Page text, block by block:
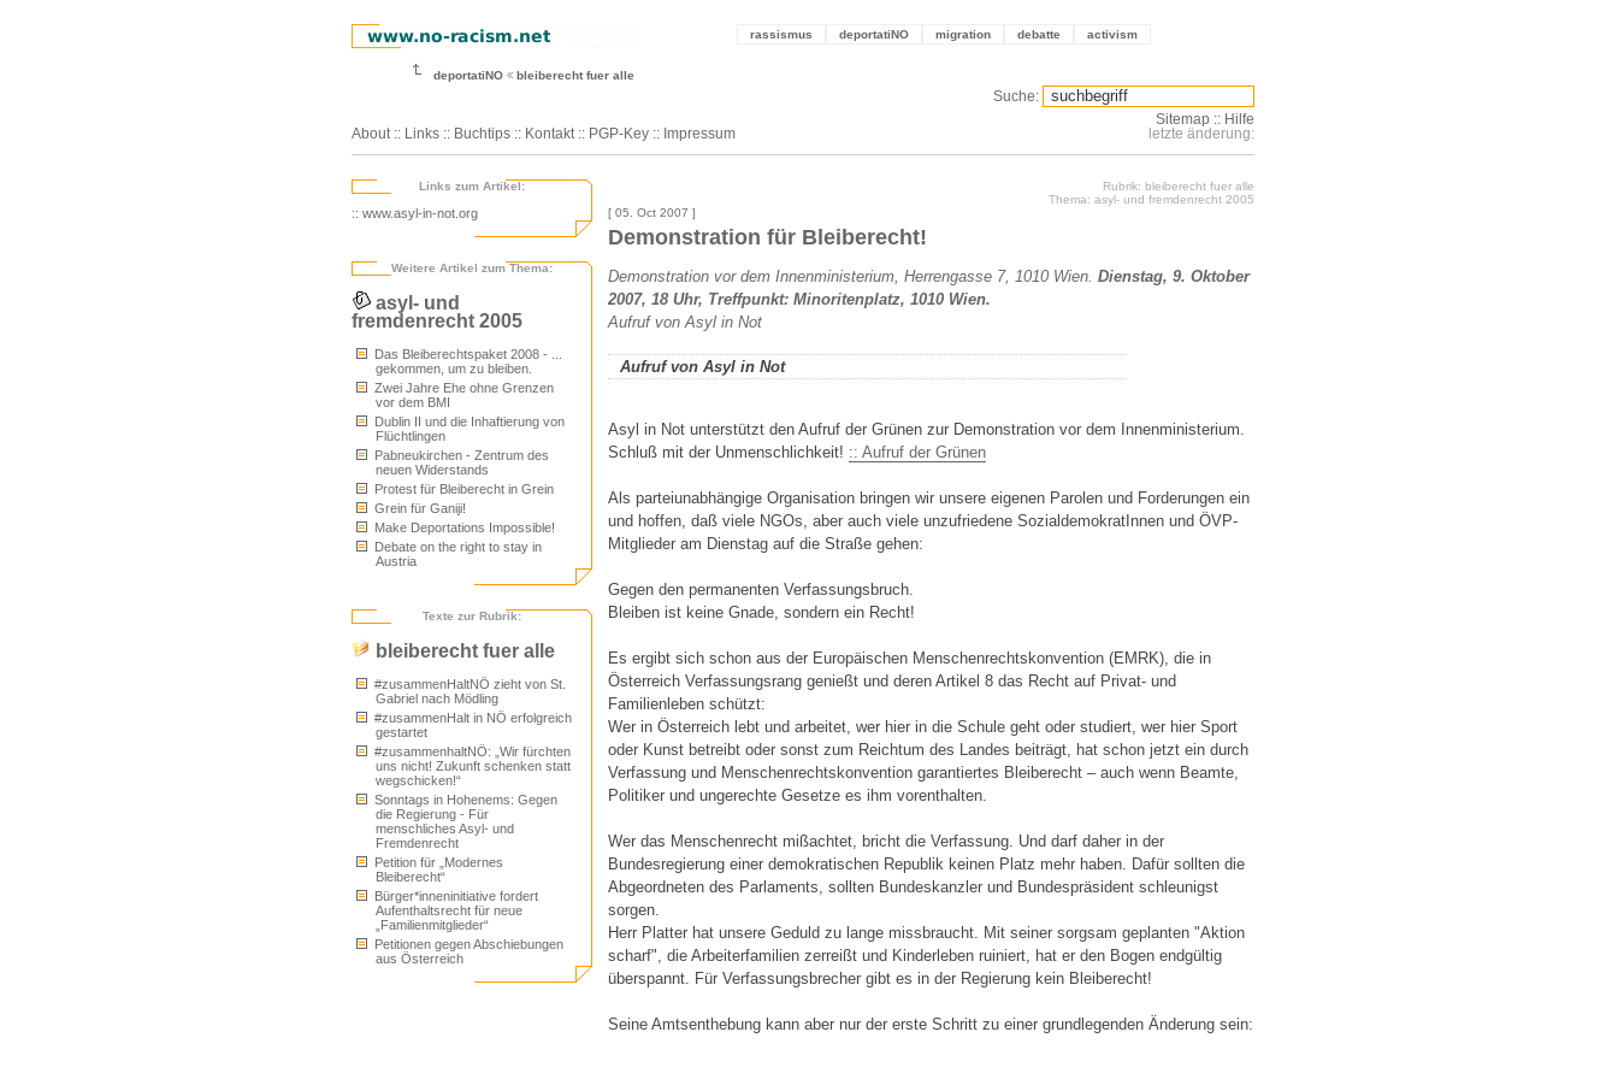
rassismus deportatiNO migration debatte activism
deportatiNO bleiberecht fuer alle
About :: Links :: Buchtips :: Kontakt :: PGP-Key :: Impressum
Suche:
Sitemap :: Hilfe
letzte änderung:
Links zum Artikel:
:: www.asyl-in-not.org
Weitere Artikel zum Thema:
asyl- und
fremdenrecht 2005
Das Bleiberechtspaket 2008 - ...
gekommen, um zu bleiben.
Zwei Jahre Ehe ohne Grenzen
vor dem BMI
Dublin II und die Inhaftierung von
Flüchtlingen
Pabneukirchen - Zentrum des
neuen Widerstands
Protest für Bleiberecht in Grein
Grein für Ganiji!
Make Deportations Impossible!
Debate on the right to stay in
Austria
Texte zur Rubrik:
bleiberecht fuer alle
#zusammenHaltNÖ zieht von St.
Gabriel nach Mödling
#zusammenHalt in NÖ erfolgreich
gestartet
#zusammenhaltNÖ: „Wir fürchten
uns nicht! Zukunft schenken statt
wegschicken!“
Sonntags in Hohenems: Gegen
die Regierung - Für
menschliches Asyl- und
Fremdenrecht
Petition für „Modernes
Bleiberecht“
Bürger*inneninitiative fordert
Aufenthaltsrecht für neue
„Familienmitglieder“
Petitionen gegen Abschiebungen
aus Österreich
Rubrik: bleiberecht fuer alle
Thema: asyl- und fremdenrecht 2005
[ 05. Oct 2007 ]
Demonstration für Bleiberecht!
Demonstration vor dem Innenministerium, Herrengasse 7, 1010 Wien. Dienstag, 9. Oktober
2007, 18 Uhr, Treffpunkt: Minoritenplatz, 1010 Wien.
Aufruf von Asyl in Not
Aufruf von Asyl in Not
Asyl in Not unterstützt den Aufruf der Grünen zur Demonstration vor dem Innenministerium.
Schluß mit der Unmenschlichkeit! :: Aufruf der Grünen
Als parteiunabhängige Organisation bringen wir unsere eigenen Parolen und Forderungen ein
und hoffen, daß viele NGOs, aber auch viele unzufriedene SozialdemokratInnen und ÖVP-
Mitglieder am Dienstag auf die Straße gehen:
Gegen den permanenten Verfassungsbruch.
Bleiben ist keine Gnade, sondern ein Recht!
Es ergibt sich schon aus der Europäischen Menschenrechtskonvention (EMRK), die in
Österreich Verfassungsrang genießt und deren Artikel 8 das Recht auf Privat- und
Familienleben schützt:
Wer in Österreich lebt und arbeitet, wer hier in die Schule geht oder studiert, wer hier Sport
oder Kunst betreibt oder sonst zum Reichtum des Landes beiträgt, hat schon jetzt ein durch
Verfassung und Menschenrechtskonvention garantiertes Bleiberecht – auch wenn Beamte,
Politiker und ungerechte Gesetze es ihm vorenthalten.
Wer das Menschenrecht mißachtet, bricht die Verfassung. Und darf daher in der
Bundesregierung einer demokratischen Republik keinen Platz mehr haben. Dafür sollten die
Abgeordneten des Parlaments, sollten Bundeskanzler und Bundespräsident schleunigst
sorgen.
Herr Platter hat unsere Geduld zu lange missbraucht. Mit seiner sorgsam geplanten "Aktion
scharf", die Arbeiterfamilien zerreißt und Kinderleben ruiniert, hat er den Bogen endgültig
überspannt. Für Verfassungsbrecher gibt es in der Regierung kein Bleiberecht!
Seine Amtsenthebung kann aber nur der erste Schritt zu einer grundlegenden Änderung sein: